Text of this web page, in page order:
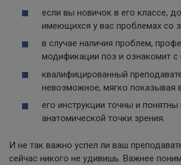
если вы новичок в его классе,
имеющихся у вас проблемах со
в случае наличия проблем,
модификации поз и ознакомит с
квалифицированный
невозможное, мягко показывая
его инструкции точны и
анатомической точки зрения.
И не так важно успел ли ваш
сейчас никого не удивишь. Важнее